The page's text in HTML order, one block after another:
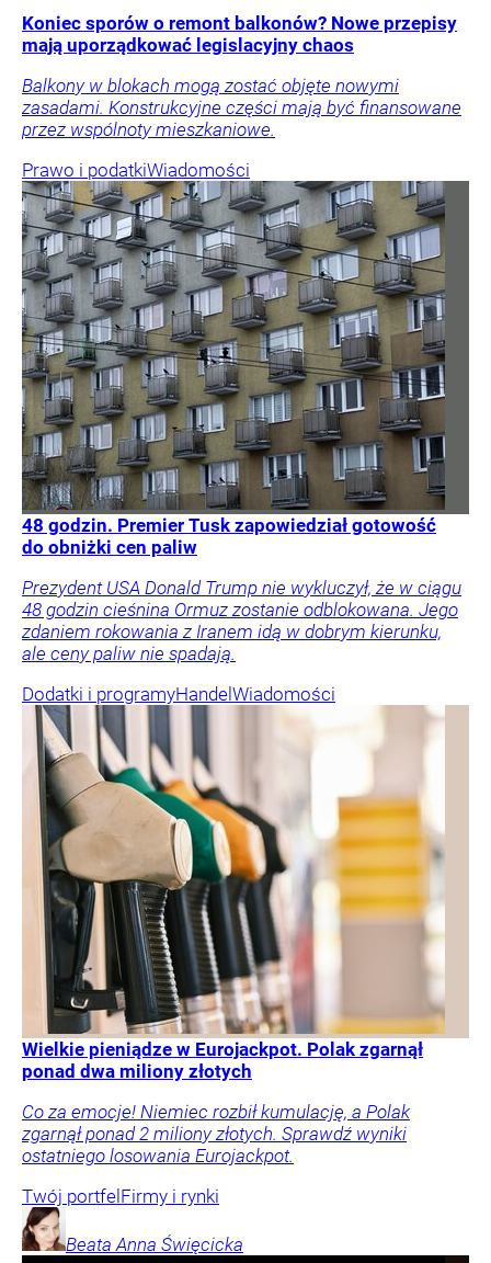
Koniec sporów o remont balkonów? Nowe przepisy
mają uporządkować legislacyjny chaos
Balkony w blokach mogą zostać objęte nowymi
zasadami. Konstrukcyjne części mają być finansowane
przez wspólnoty mieszkaniowe.
Prawo i podatkiWiadomości
48 godzin. Premier Tusk zapowiedział gotowość
do obniżki cen paliw
Prezydent USA Donald Trump nie wykluczył, że w ciągu
48 godzin cieśnina Ormuz zostanie odblokowana. Jego
zdaniem rokowania z Iranem idą w dobrym kierunku,
ale ceny paliw nie spadają.
Dodatki i programyHandel Wiadomości
Wielkie pieniądze w Eurojackpot. Polak zgarnął
ponad dwa miliony złotych
Co za emocje! Niemiec rozbił kumulację, a Polak
zgarnął ponad 2 miliony złotych. Sprawdź wyniki
ostatniego losowania Eurojackpot.
Twój portfel Firmy i rynki
Beata Anna Święcicka